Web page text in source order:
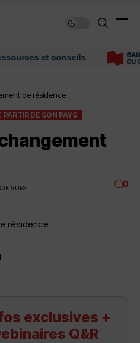
et conseils
de résidence
DE SON PAYS
VUES 0
résidence
exclusives +
Q&R